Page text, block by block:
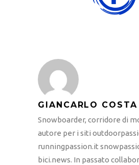
GIANCARLO COSTA
Snowboarder, corridore di
autore per i siti
runningpassion.it
bici.news. In passato